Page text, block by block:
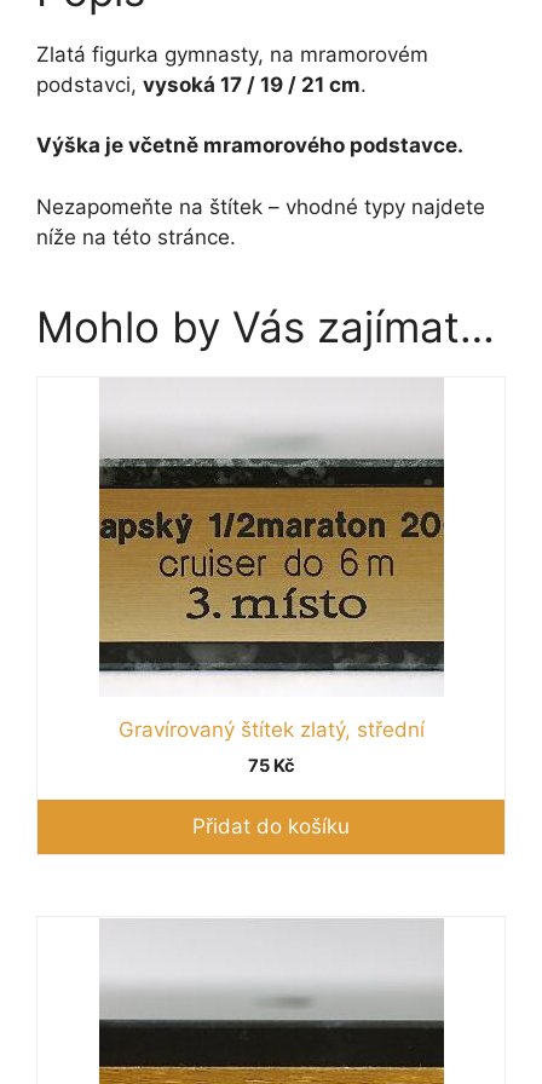
Zlatá figurka gymnasty, na mramorovém
podstavci, vysoká 17 / 19 / 21 cm.
Výška je včetně mramorového podstavce.
Nezapomeňte na štítek – vhodné typy najdete
níže na této stránce.
Mohlo by Vás zajímat…
Gravírovaný štítek zlatý, střední
75 Kč
Přidat do košíku